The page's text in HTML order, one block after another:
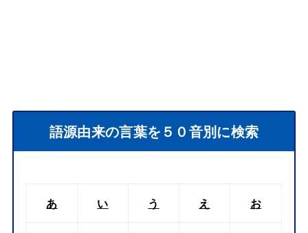
語源由来の言葉を５０音別に検索
あ い う え お